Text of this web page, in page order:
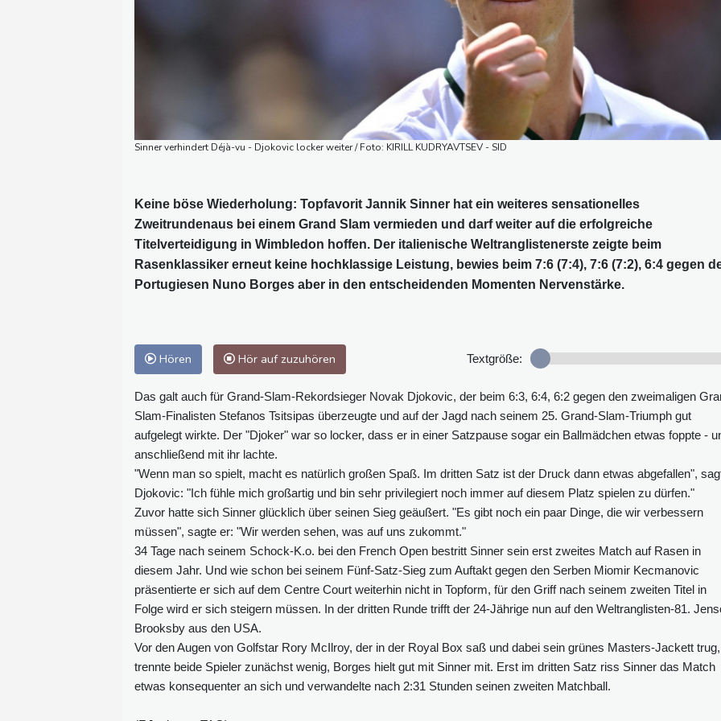
Sinner verhindert Déjà-vu - Djokovic locker weiter / Foto: KIRILL KUDRYAVTSEV - SID
Keine böse Wiederholung: Topfavorit Jannik Sinner hat ein weiteres sensationelles
Zweitrundenaus bei einem Grand Slam vermieden und darf weiter auf die erfolgreiche
Titelverteidigung in Wimbledon hoffen. Der italienische Weltranglistenerste zeigte beim
Rasenklassiker erneut keine hochklassige Leistung, bewies beim 7:6 (7:4), 7:6 (7:2), 6:4 gegen
Portugiesen Nuno Borges aber in den entscheidenden Momenten Nervenstärke.
Hören Hör auf zuzuhören Textgröße:
Das galt auch für Grand-Slam-Rekordsieger Novak Djokovic, der beim 6:3, 6:4, 6:2 gegen den zweimaligen
Slam-Finalisten Stefanos Tsitsipas überzeugte und auf der Jagd nach seinem 25. Grand-Slam-Triumph gut
aufgelegt wirkte. Der "Djoker" war so locker, dass er in einer Satzpause sogar ein Ballmädchen etwas foppte -
anschließend mit ihr lachte.
"Wenn man so spielt, macht es natürlich großen Spaß. Im dritten Satz ist der Druck dann etwas abgefallen",
Djokovic: "Ich fühle mich großartig und bin sehr privilegiert noch immer auf diesem Platz spielen zu dürfen."
Zuvor hatte sich Sinner glücklich über seinen Sieg geäußert. "Es gibt noch ein paar Dinge, die wir verbessern
müssen", sagte er: "Wir werden sehen, was auf uns zukommt."
34 Tage nach seinem Schock-K.o. bei den French Open bestritt Sinner sein erst zweites Match auf Rasen in
diesem Jahr. Und wie schon bei seinem Fünf-Satz-Sieg zum Auftakt gegen den Serben Miomir Kecmanovic
präsentierte er sich auf dem Centre Court weiterhin nicht in Topform, für den Griff nach seinem zweiten Titel in
Folge wird er sich steigern müssen. In der dritten Runde trifft der 24-Jährige nun auf den Weltranglisten-81.
Brooksby aus den USA.
Vor den Augen von Golfstar Rory McIlroy, der in der Royal Box saß und dabei sein grünes Masters-Jackett trug,
trennte beide Spieler zunächst wenig, Borges hielt gut mit Sinner mit. Erst im dritten Satz riss Sinner das Match
etwas konsequenter an sich und verwandelte nach 2:31 Stunden seinen zweiten Matchball.